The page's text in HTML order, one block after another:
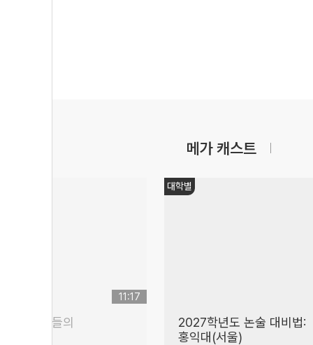
메가 캐스트
11:17
학 강사들의
대학별
2027학년도 논술 대비법:
홍익대(서울)